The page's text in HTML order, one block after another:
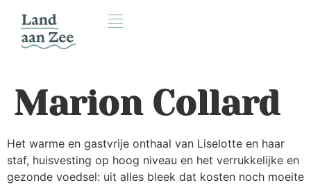
Marion Collard
Het warme en gastvrije onthaal van Liselotte en haar
staf, huisvesting op hoog niveau en het verrukkelijke en
gezonde voedsel: uit alles bleek dat kosten noch moeite